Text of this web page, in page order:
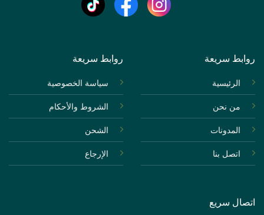
روابط سريعة
الرئيسية
من نحن
المدونات
اتصل بنا
روابط سريعة
سياسة الخصوصية
الشروط والأحكام
الشحن
الإرجاع
اتصال سريع